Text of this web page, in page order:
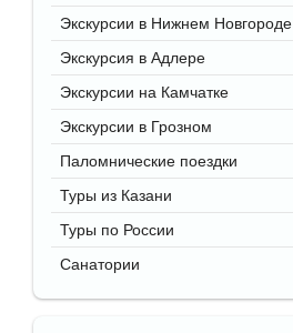
Экскурсии в Нижнем Новгороде
Экскурсия в Адлере
Экскурсии на Камчатке
Экскурсии в Грозном
Паломнические поездки
Туры из Казани
Туры по России
Санатории